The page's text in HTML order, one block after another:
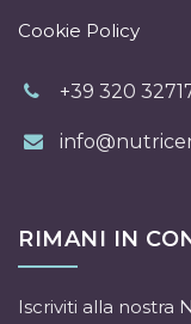
Cookie Policy
+39 320
RIMANI IN
Iscriviti alla nostra